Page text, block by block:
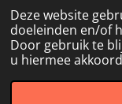
Deze website
doeleinden en/of
Door gebruik te
u hiermee
F
a
c
I
n
s